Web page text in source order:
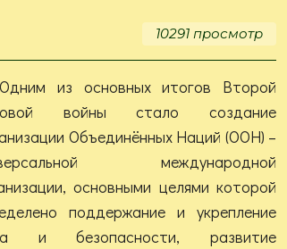
10291 просмотр
Одним из основных итогов Второй
войны стало создание
Объединённых Наций (ООН) –
международной
основными целями которой
поддержание и укрепление
и безопасности, развитие